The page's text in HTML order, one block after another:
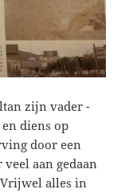
zijn vader -
diens op
door een
aan gedaan
alles in